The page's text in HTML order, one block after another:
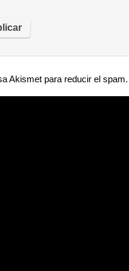
Akismet para reducir el spam.